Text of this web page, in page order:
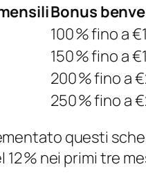
Bonus
100 % fino a
150 % fino a
200 % fino a
250 % fino a
questi
% nei primi tre